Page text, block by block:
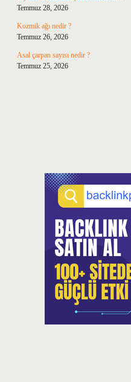
Temmuz 28, 2026
Kozmik ağı nedir ?
Temmuz 26, 2026
Asal çarpan sayısı nedir ?
Temmuz 25, 2026